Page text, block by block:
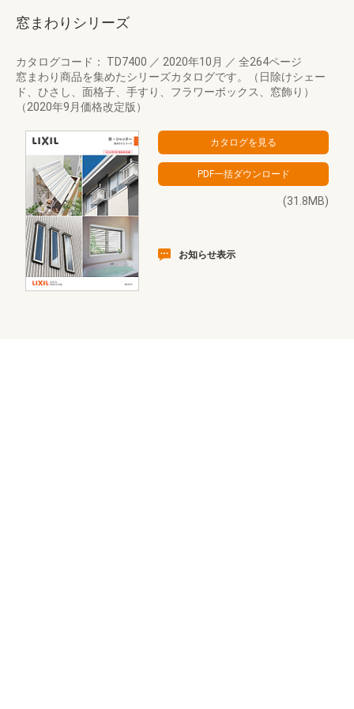
窓まわりシリーズ
カタログコード： TD7400 ／ 2020年10月 ／ 全264ページ
窓まわり商品を集めたシリーズカタログです。（日除けシェー
ド、ひさし、面格子、手すり、フラワーボックス、窓飾り）
（2020年9月価格改定版）
(31.8MB)
お知らせ表示